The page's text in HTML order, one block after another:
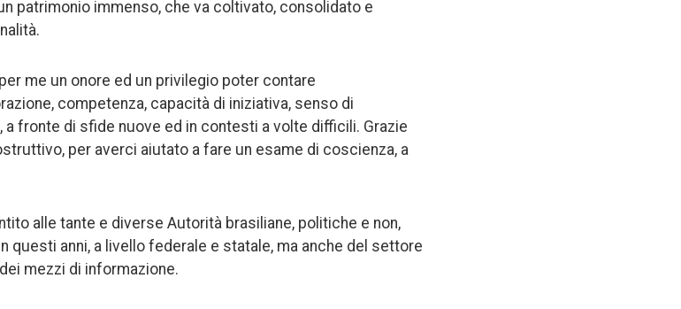
patrimonio immenso, che va coltivato, consolidato e
me un onore ed un privilegio poter contare
competenza, capacità di iniziativa, senso di
a fronte di sfide nuove ed in contesti a volte difficili. Grazie
per averci aiutato a fare un esame di coscienza, a
alle tante e diverse Autorità brasiliane, politiche e non,
questi anni, a livello federale e statale, ma anche del settore
mezzi di informazione.